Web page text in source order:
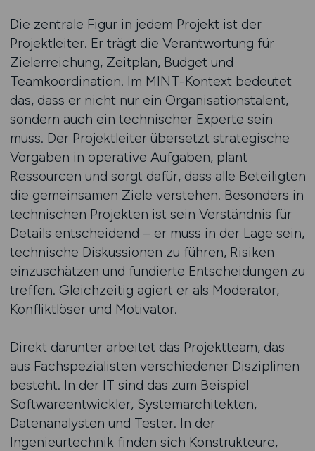
Die zentrale Figur in jedem Projekt ist der
Projektleiter. Er trägt die Verantwortung für
Zielerreichung, Zeitplan, Budget und
Teamkoordination. Im MINT-Kontext bedeutet
das, dass er nicht nur ein Organisationstalent,
sondern auch ein technischer Experte sein
muss. Der Projektleiter übersetzt strategische
Vorgaben in operative Aufgaben, plant
Ressourcen und sorgt dafür, dass alle Beteiligten
die gemeinsamen Ziele verstehen. Besonders in
technischen Projekten ist sein Verständnis für
Details entscheidend – er muss in der Lage sein,
technische Diskussionen zu führen, Risiken
einzuschätzen und fundierte Entscheidungen zu
treffen. Gleichzeitig agiert er als Moderator,
Konfliktlöser und Motivator.
Direkt darunter arbeitet das Projektteam, das
aus Fachspezialisten verschiedener Disziplinen
besteht. In der IT sind das zum Beispiel
Softwareentwickler, Systemarchitekten,
Datenanalysten und Tester. In der
Ingenieurtechnik finden sich Konstrukteure,